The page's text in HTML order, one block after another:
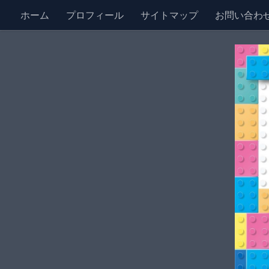
ホーム プロフィール サイトマップ お問い合わ